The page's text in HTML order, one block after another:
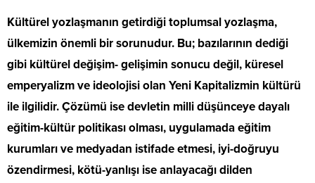
Kültürel yozlaşmanın getirdiği toplumsal yozlaşma,
ülkemizin önemli bir sorunudur. Bu; bazılarının dediği
gibi kültürel değişim- gelişimin sonucu değil, küresel
emperyalizm ve ideolojisi olan Yeni Kapitalizmin kültürü
ile ilgilidir. Çözümü ise devletin milli düşünceye dayalı
eğitim-kültür politikası olması, uygulamada eğitim
kurumları ve medyadan istifade etmesi, iyi-doğruyu
özendirmesi, kötü-yanlışı ise anlayacağı dilden